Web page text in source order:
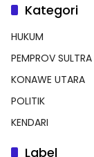
Kategori
HUKUM
PEMPROV SULTRA
KONAWE UTARA
POLITIK
KENDARI
Label